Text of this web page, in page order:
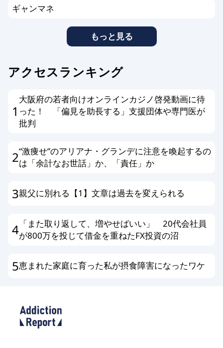
ギャンマネ
もっと見る
アクセスランキング
1
大阪府の若者向けオンラインカジノ啓発動画に待
った！ 「偏見を助長する」支援団体や専門医が
批判
2“激痩せ”のアリアナ・グランデに注意を喚起するの
は「余計なお世話」か、「責任」か
3親父に別れる【1】文章は過去を変えられる
4 「また取り返して、増やせばいい」 20代会社員
が800万を投じて借金を重ねたFX投資の沼
5恵まれた家庭に育った私が摂食障害になったワケ